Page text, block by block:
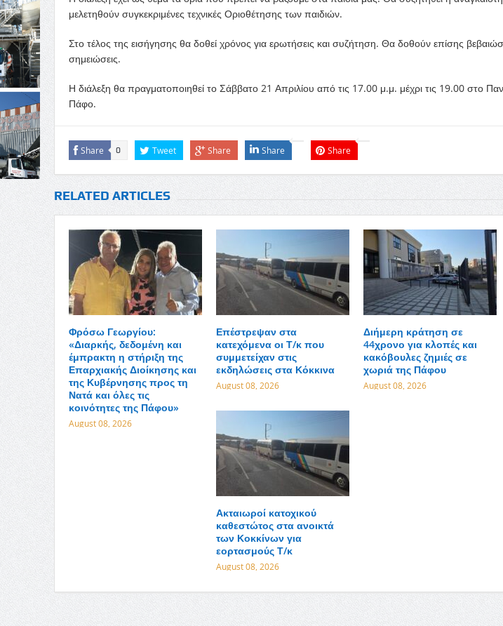
μελετηθούν συγκεκριμένες τεχνικές Οριοθέτησης των παιδιών.
Στο τέλος της εισήγησης θα δοθεί χρόνος για ερωτήσεις και συζήτηση. Θα δοθούν επίσης
σημειώσεις.
Η διάλεξη θα πραγματοποιηθεί το Σάββατο 21 Απριλίου από τις 17.00 μ.μ. μέχρι τις 19.00 στο
Πάφο.
Share 0 Tweet Share Share Share
RELATED ARTICLES
Φρόσω Γεωργίου:
«Διαρκής, δεδομένη και
έμπρακτη η στήριξη της
Επαρχιακής Διοίκησης και
της Κυβέρνησης προς τη
Νατά και όλες τις
κοινότητες της Πάφου»
August 08, 2026
Επέστρεψαν στα
κατεχόμενα οι Τ/κ που
συμμετείχαν στις
εκδηλώσεις στα Κόκκινα
August 08, 2026
Διήμερη κράτηση σε
44χρονο για κλοπές και
κακόβουλες ζημιές σε
χωριά της Πάφου
August 08, 2026
Ακταιωροί κατοχικού
καθεστώτος στα ανοικτά
των Κοκκίνων για
εορτασμούς Τ/κ
August 08, 2026